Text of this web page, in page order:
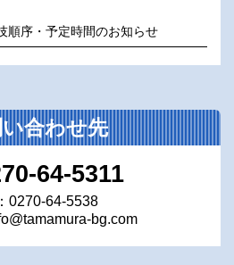
順序・予定時間のお知らせ
合わせ先
64-5311
0270-64-5538
bg.com